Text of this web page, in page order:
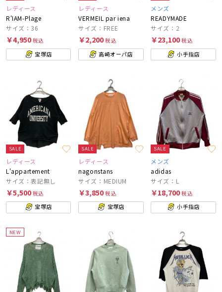
レディース
R'IAM-Plage
サイズ：36
￥4,950税込
宝塚店
レディース
VERMEIL par iena
サイズ：FREE
￥2,200税込
高崎オーパ店
メンズ
READYMADE
サイズ：2
￥23,100税込
小手指店
SALE
レディース
L'appartement
サイズ：表記無し
￥5,500税込
宝塚店
SALE
レディース
nagonstans
サイズ：MEDIUM
￥3,850税込
宝塚店
SALE
メンズ
adidas
サイズ：L
￥18,700税込
小手指店
NEW